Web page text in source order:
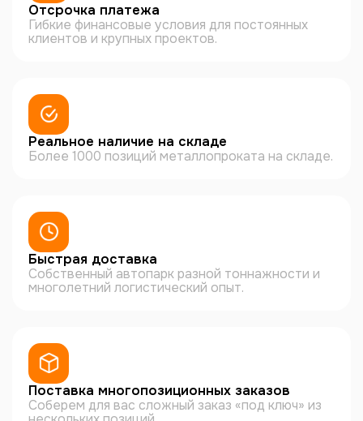
Отсрочка платежа
Гибкие финансовые условия для постоянных
клиентов и крупных проектов.
Реальное наличие на складе
Более 1000 позиций металлопроката на складе.
Быстрая доставка
Собственный автопарк разной тоннажности и
многолетний логистический опыт.
Поставка многопозиционных заказов
Соберем для вас сложный заказ «под ключ» из